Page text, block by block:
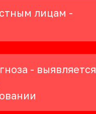
лицам -
- выявляется